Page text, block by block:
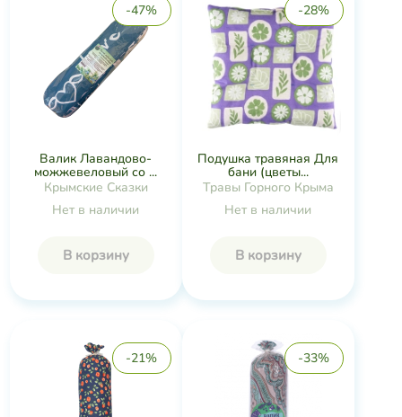
-47%
Валик Лавандово-
можжевеловый со ...
Крымские Сказки
Нет в наличии
В корзину
-28%
Подушка травяная Для
бани (цветы...
Травы Горного Крыма
Нет в наличии
В корзину
-21% -33%